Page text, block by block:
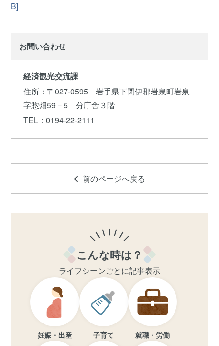
B]
お問い合わせ
経済観光交流課
住所 ：〒027-0595 岩手県下閉伊郡岩泉町岩泉
字惣畑59－5 分庁舎３階
TEL ：0194-22-2111
前のページへ戻る
こんな時は？
ライフシーンごとに記事表示
妊娠・出産 子育て 就職・労働